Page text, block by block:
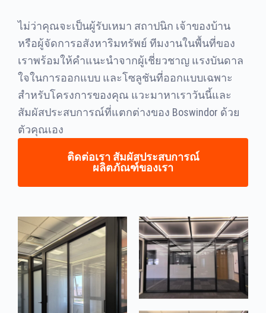
ไม่ว่าคุณจะเป็นผู้รับเหมา สถาปนิก เจ้าของบ้าน
หรือผู้จัดการอสังหาริมทรัพย์ ทีมงานในพื้นที่ของ
เราพร้อมให้คำแนะนำจากผู้เชี่ยวชาญ แรงบันดาล
ใจในการออกแบบ และโซลูชันที่ออกแบบเฉพาะ
สำหรับโครงการของคุณ แวะมาหาเราวันนี้และ
สัมผัสประสบการณ์ที่แตกต่างของ Boswindor ด้วย
ตัวคุณเอง
ติดต่อเรา สัมผัสประสบการณ์
ผลิตภัณฑ์ของเรา